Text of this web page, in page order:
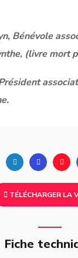
Bénévole
(livre mort
TÉLÉCHARGER LA
Fiche